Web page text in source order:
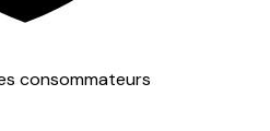
consommateurs